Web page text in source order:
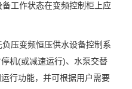
工作状态在变频控制柜上应
压变频恒压供水设备控制系
机(或减速运行)、水泵交替
行功能，并可根据用户需要